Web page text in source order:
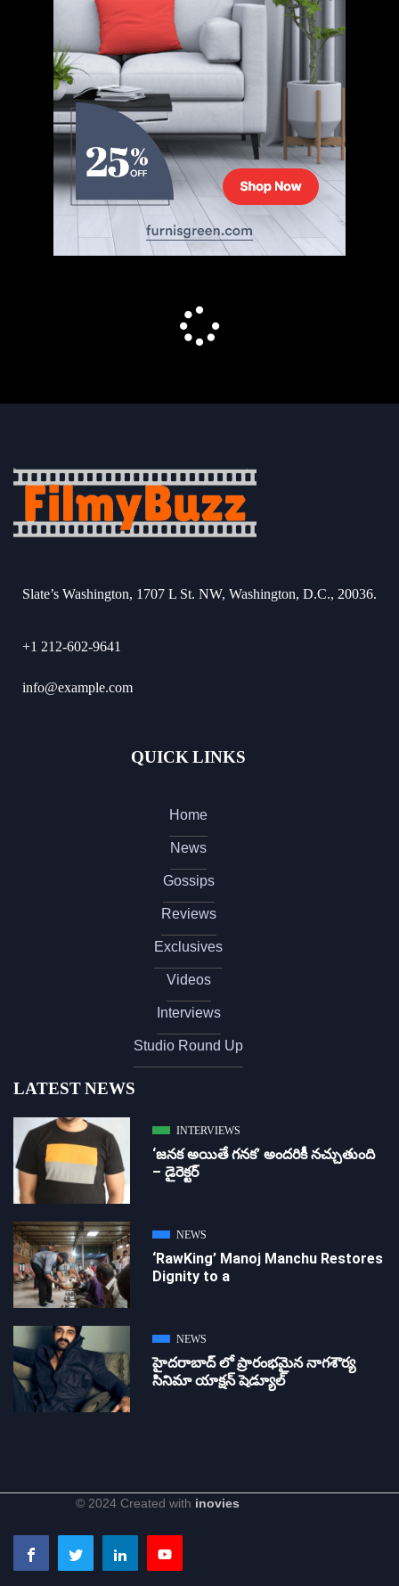
Slate’s Washington, 1707 L St. NW, Washington, D.C., 20036.
+1 212-602-9641
info@example.com
QUICK LINKS
Home
News
Gossips
Reviews
Exclusives
Videos
Interviews
Studio Round Up
LATEST NEWS
INTERVIEWS
‘జ‌న‌క అయితే గ‌న‌క‌’ అందరికీ నచ్చుతుంది
– డైరెక్ట‌ర్
NEWS
‘RawKing’ Manoj Manchu Restores
Dignity to a
NEWS
హైదరాబాద్ లో ప్రారంభమైన నాగశౌర్య
సినిమా యాక్షన్ షెడ్యూల్
© 2024 Created with inovies